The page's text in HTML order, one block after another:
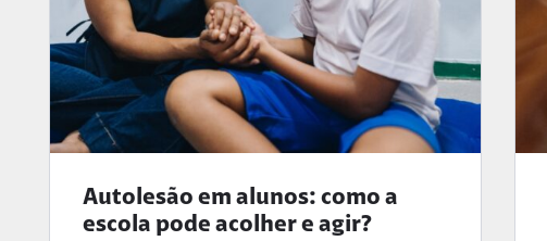
Autolesão em alunos: como a
escola pode acolher e agir?